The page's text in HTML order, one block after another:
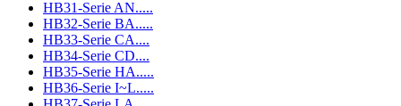
HB31-Serie AN.....
HB32-Serie BA.....
HB33-Serie CA....
HB34-Serie CD....
HB35-Serie HA.....
HB36-Serie I~L.....